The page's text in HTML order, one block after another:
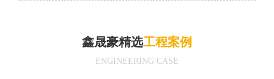
鑫晟豪精选工程案例
ENGINEERING CASE